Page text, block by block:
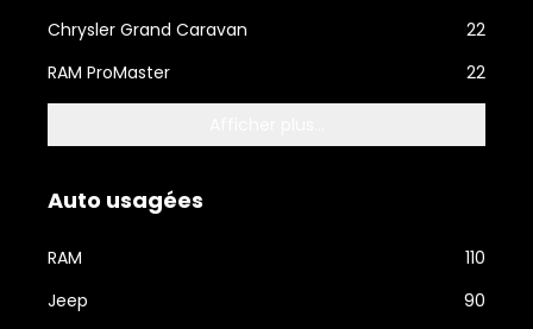
Chrysler Grand Caravan
22
RAM ProMaster
22
Auto usagées
RAM
110
Jeep
90